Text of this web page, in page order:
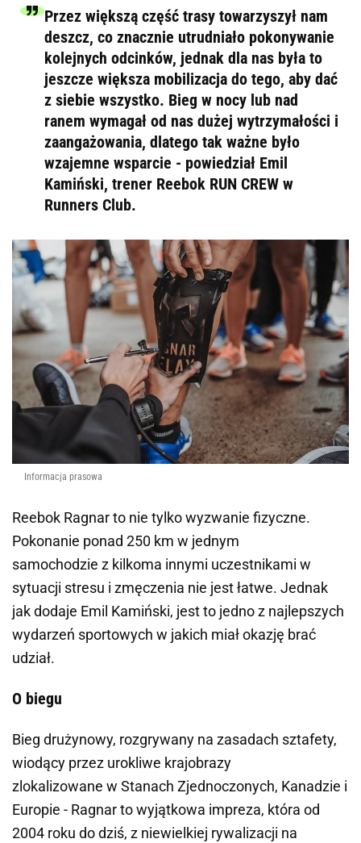
Przez większą część trasy towarzyszył nam
deszcz, co znacznie utrudniało pokonywanie
kolejnych odcinków, jednak dla nas była to
jeszcze większa mobilizacja do tego, aby dać
z siebie wszystko. Bieg w nocy lub nad
ranem wymagał od nas dużej wytrzymałości i
zaangażowania, dlatego tak ważne było
wzajemne wsparcie - powiedział Emil
Kamiński, trener Reebok RUN CREW w
Runners Club.
Informacja prasowa
Reebok Ragnar to nie tylko wyzwanie fizyczne.
Pokonanie ponad 250 km w jednym
samochodzie z kilkoma innymi uczestnikami w
sytuacji stresu i zmęczenia nie jest łatwe. Jednak
jak dodaje Emil Kamiński, jest to jedno z najlepszych
wydarzeń sportowych w jakich miał okazję brać
udział.
O biegu
Bieg drużynowy, rozgrywany na zasadach sztafety,
wiodący przez urokliwe krajobrazy
zlokalizowane w Stanach Zjednoczonych, Kanadzie i
Europie - Ragnar to wyjątkowa impreza, która od
2004 roku do dziś, z niewielkiej rywalizacji na